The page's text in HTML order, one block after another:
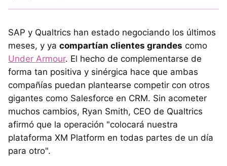
SAP y Qualtrics han estado negociando los últimos
meses, y ya compartían clientes grandes como
Under Armour. El hecho de complementarse de
forma tan positiva y sinérgica hace que ambas
compañías puedan plantearse competir con otros
gigantes como Salesforce en CRM. Sin acometer
muchos cambios, Ryan Smith, CEO de Qualtrics
afirmó que la operación "colocará nuestra
plataforma XM Platform en todas partes de un día
para otro".